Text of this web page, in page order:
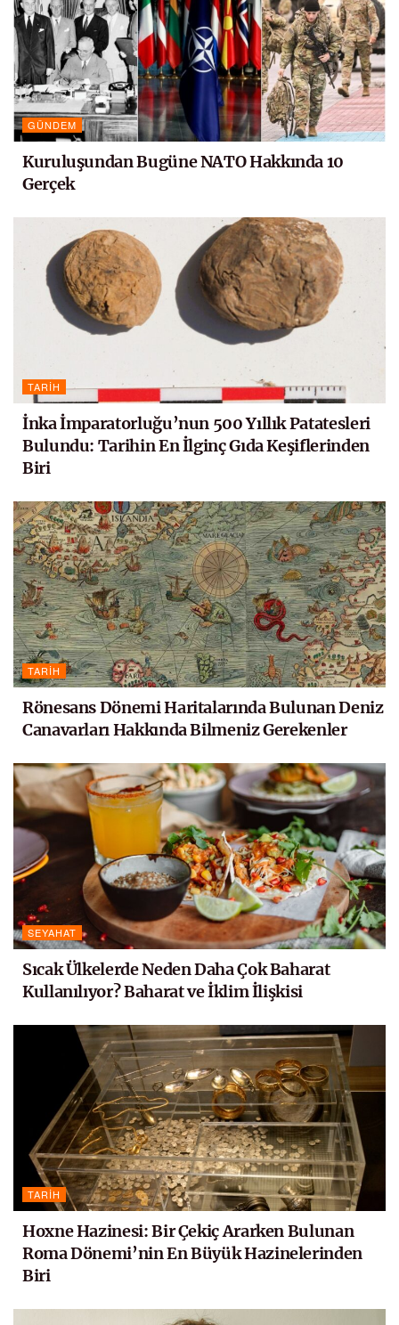
GÜNDEM
Kuruluşundan Bugüne NATO Hakkında 10
Gerçek
TARIH
İnka İmparatorluğu’nun 500 Yıllık Patatesleri
Bulundu: Tarihin En İlginç Gıda Keşiflerinden
Biri
TARIH
Rönesans Dönemi Haritalarında Bulunan Deniz
Canavarları Hakkında Bilmeniz Gerekenler
SEYAHAT
Sıcak Ülkelerde Neden Daha Çok Baharat
Kullanılıyor? Baharat ve İklim İlişkisi
TARIH
Hoxne Hazinesi: Bir Çekiç Ararken Bulunan
Roma Dönemi’nin En Büyük Hazinelerinden
Biri